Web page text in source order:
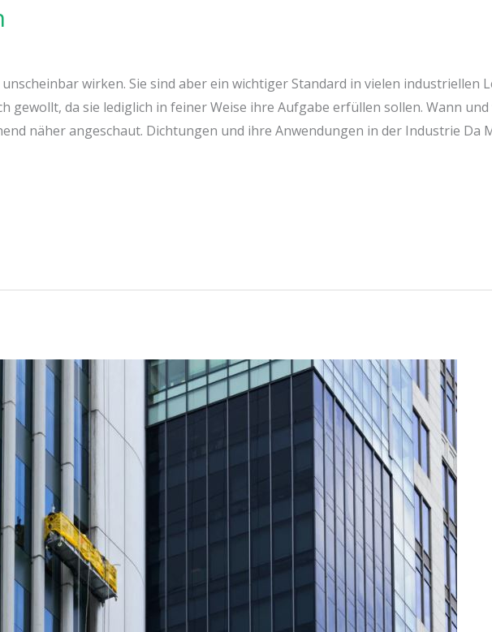
wirken. Sie sind aber ein wichtiger Standard in vielen industriellen
gewollt, da sie lediglich in feiner Weise ihre Aufgabe erfüllen sollen. Wann
näher angeschaut. Dichtungen und ihre Anwendungen in der Industrie Da